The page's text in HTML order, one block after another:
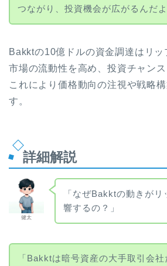
つながり、投資機会が広がるんだよ
Bakktの10億ドルの資金調達はリ
市場の流動性を高め、投資チャンス
これにより価格動向の注視や戦略
す。
詳細解説
健太
「なぜBakktの動きが
響するの？」
「Bakktは暗号資産の大手取引会社